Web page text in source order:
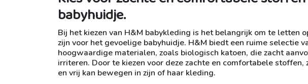
babyhuidje.
Bij het kiezen van H&M babykleding is het belangrijk om te letten
zijn voor het gevoelige babyhuidje. H&M biedt een ruime selectie
hoogwaardige materialen, zoals biologisch katoen, die zacht
irriteren. Door te kiezen voor deze zachte en comfortabele
en vrij kan bewegen in zijn of haar kleding.